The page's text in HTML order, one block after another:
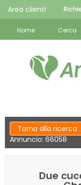
Area clienti
Home Cerca
Torna alla ricerca
Annuncio: 66058
Due